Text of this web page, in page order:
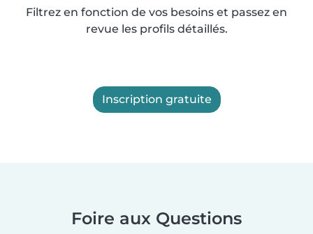
Filtrez en fonction de vos besoins et passez en
revue les profils détaillés.
Inscription gratuite
Foire aux Questions